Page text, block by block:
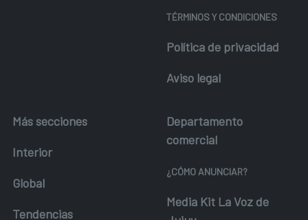
TÉRMINOS Y CONDICIONES
Política de privacidad
Aviso legal
Más secciones
Interior
Global
Tendencias
Departamento
comercial
¿CÓMO ANUNCIAR?
Media Kit La Voz de